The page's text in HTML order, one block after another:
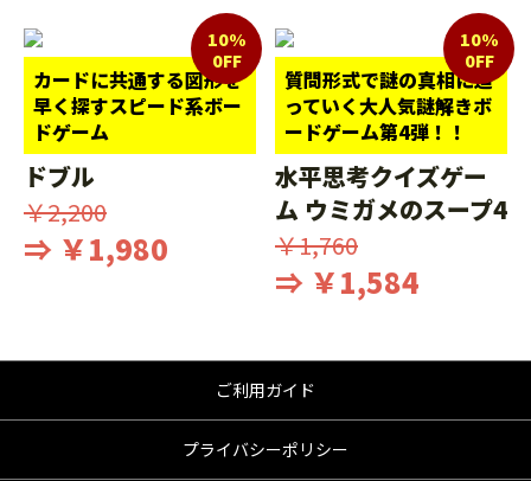
カードに共通する図形を
早く探すスピード系ボー
ドゲーム
10%
0FF
ドブル
￥2,200
⇒ ￥1,980
質問形式で謎の真相に迫
っていく大人気謎解きボ
ードゲーム第4弾！！
10%
0FF
水平思考クイズゲー
ム ウミガメのスープ4
￥1,760
⇒ ￥1,584
ご利用ガイド
プライバシーポリシー